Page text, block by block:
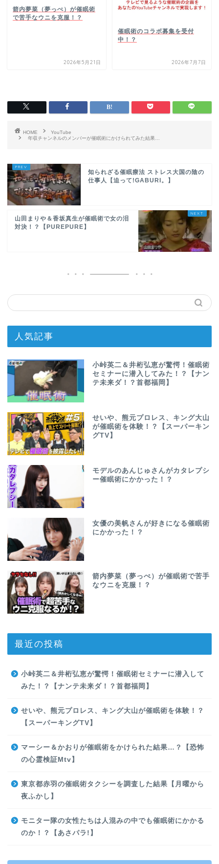
箭内夢菜（夢っぺ）が催眠術
で苦手なウニを克服！？
2026年5月21日
催眠術のコラボ募集を受付
中！？
2026年7月7日
HOME
YouTube
年収チャンネルのメンバーが催眠術にかけられてみた結果…
知られざる催眠療法 ストレス大国の陰の
仕事人【迫って!GABURI。】
山田まりや＆香坂真生が催眠術で女の泪
対決！？【PUREPURE】
人気記事
小峠英二＆井桁弘恵が驚愕！催眠術
セミナーに潜入してみた！？【ナン
テ未来ダ！？首都福岡】
せいや、熊元プロレス、キング大山
が催眠術を体験！？【スーパーキン
グTV】
モデルのあんじゅさんがカタレプシ
ー催眠術にかかった！？
女優の美帆さんが好きになる催眠術
にかかった！？
箭内夢菜（夢っぺ）が催眠術で苦手
なウニを克服！？
最近の投稿
小峠英二＆井桁弘恵が驚愕！催眠術セミナーに潜入して
みた！？【ナンテ未来ダ！？首都福岡】
せいや、熊元プロレス、キング大山が催眠術を体験！？
【スーパーキングTV】
マーシー＆かおりが催眠術をかけられた結果…？【恐怖
の心霊検証Mtv】
東京都赤羽の催眠術タクシーを調査した結果【月曜から
夜ふかし】
モニター隊の女性たちは人混みの中でも催眠術にかかる
のか！？【あさパラ!】